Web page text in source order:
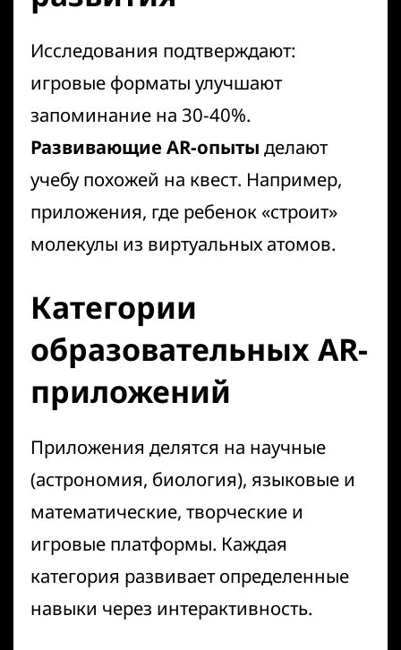
Исследования подтверждают:
игровые форматы улучшают
запоминание на 30-40%.
Развивающие AR-опыты делают
учебу похожей на квест. Например,
приложения, где ребенок «строит»
молекулы из виртуальных атомов.
Категории
образовательных AR-
приложений
Приложения делятся на научные
(астрономия, биология), языковые и
математические, творческие и
игровые платформы. Каждая
категория развивает определенные
навыки через интерактивность.